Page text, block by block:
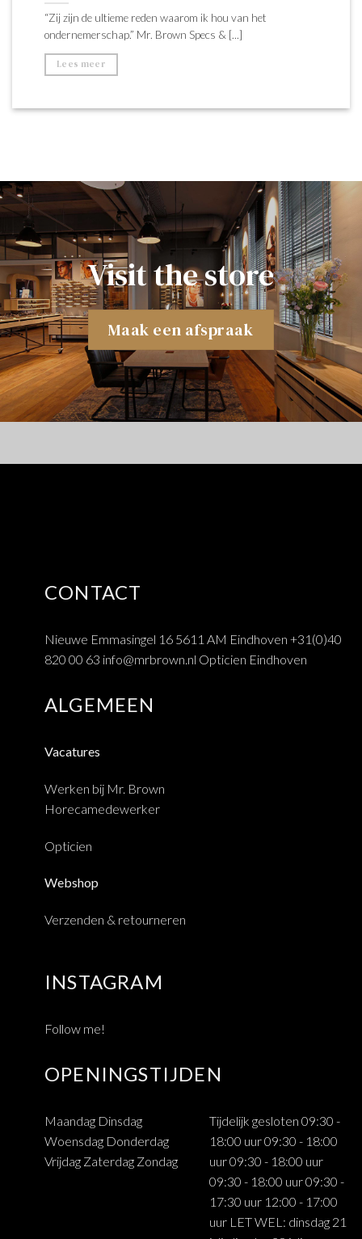
“Zij zijn de ultieme reden waarom ik hou van het
ondernemerschap.” Mr. Brown Specs & [...]
Lees meer
Visit the store
Maak een afspraak
CONTACT
Nieuwe Emmasingel 16 5611 AM Eindhoven +31(0)40
820 00 63 info@mrbrown.nl Opticien Eindhoven
ALGEMEEN
Vacatures
Werken bij Mr. Brown
Horecamedewerker
Opticien
Webshop
Verzenden & retourneren
INSTAGRAM
Follow me!
OPENINGSTIJDEN
Maandag Dinsdag
Woensdag Donderdag
Vrijdag Zaterdag Zondag
Tijdelijk gesloten 09:30 -
18:00 uur 09:30 - 18:00
uur 09:30 - 18:00 uur
09:30 - 18:00 uur 09:30 -
17:30 uur 12:00 - 17:00
uur LET WEL: dinsdag 21